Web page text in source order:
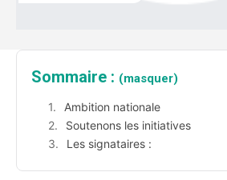
Sommaire : (masquer)
Ambition nationale
Soutenons les initiatives
Les signataires :